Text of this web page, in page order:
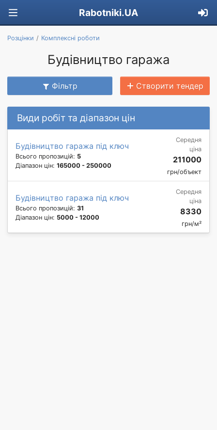
Rabotniki.UA
Розцінки Комплексні роботи
Будівництво гаража
Фільтр Створити тендер
Види робіт та діапазон цін
Будівництво гаража під ключ
Всього пропозицій: 5
Діапазон цін: 165000 - 250000
Середня
ціна
211000
грн/объект
Будівництво гаража під ключ
Всього пропозицій: 31
Діапазон цін: 5000 - 12000
Середня
ціна
8330
грн/м²